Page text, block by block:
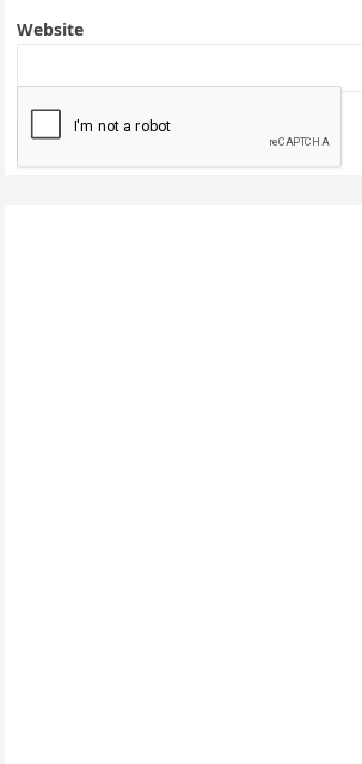
Website